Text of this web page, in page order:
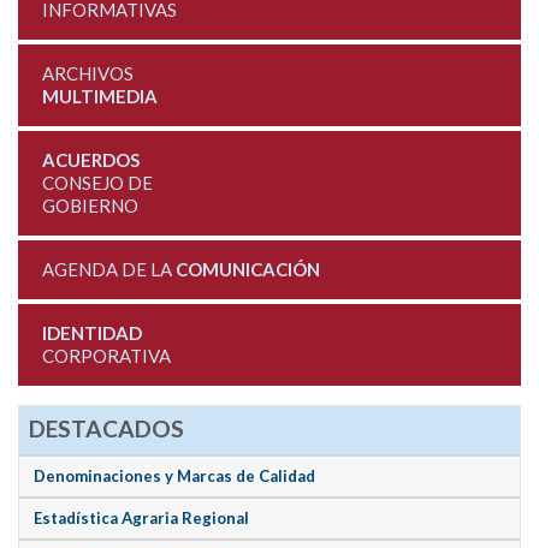
INFORMATIVAS
ARCHIVOS
MULTIMEDIA
ACUERDOS
CONSEJO DE
GOBIERNO
AGENDA DE LA COMUNICACIÓN
IDENTIDAD
CORPORATIVA
DESTACADOS
Denominaciones y Marcas de Calidad
Estadística Agraria Regional